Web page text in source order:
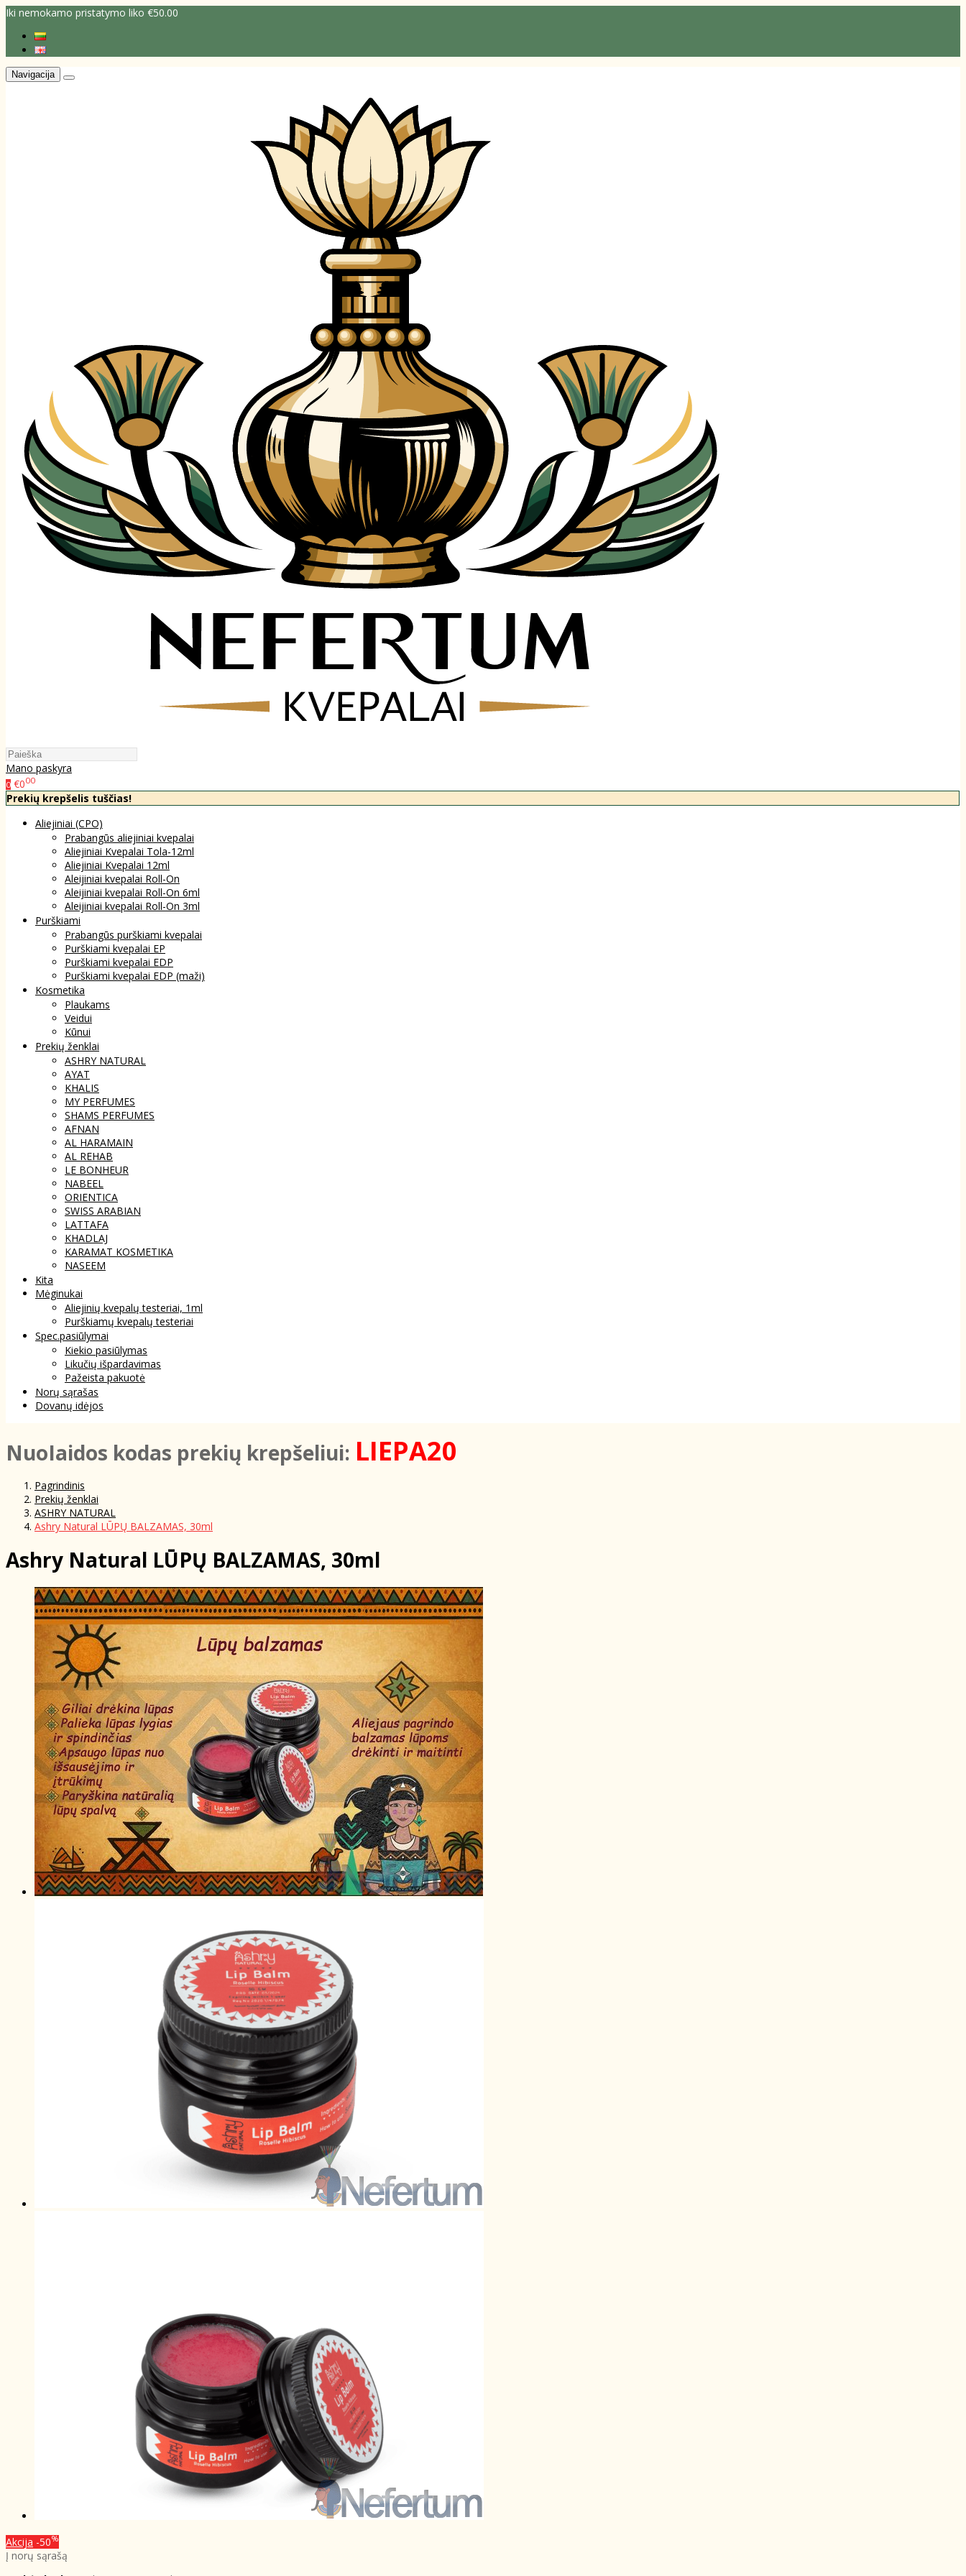
Iki nemokamo pristatymo liko €50.00
Navigacija
Mano paskyra
0 €000
Prekių krepšelis tuščias!
Aliejiniai (CPO)
Prabangūs aliejiniai kvepalai
Aliejiniai Kvepalai Tola-12ml
Aliejiniai Kvepalai 12ml
Aleijiniai kvepalai Roll-On
Aleijiniai kvepalai Roll-On 6ml
Aleijiniai kvepalai Roll-On 3ml
Purškiami
Prabangūs purškiami kvepalai
Purškiami kvepalai EP
Purškiami kvepalai EDP
Purškiami kvepalai EDP (maži)
Kosmetika
Plaukams
Veidui
Kūnui
Prekių ženklai
ASHRY NATURAL
AYAT
KHALIS
MY PERFUMES
SHAMS PERFUMES
AFNAN
AL HARAMAIN
AL REHAB
LE BONHEUR
NABEEL
ORIENTICA
SWISS ARABIAN
LATTAFA
KHADLAJ
KARAMAT KOSMETIKA
NASEEM
Kita
Mėginukai
Aliejinių kvepalų testeriai, 1ml
Purškiamų kvepalų testeriai
Spec.pasiūlymai
Kiekio pasiūlymas
Likučių išpardavimas
Pažeista pakuotė
Norų sąrašas
Dovanų idėjos
NuoIaidos kodas prekių krepšeliui: LIEPA20
Pagrindinis
Prekių ženklai
ASHRY NATURAL
Ashry Natural LŪPŲ BALZAMAS, 30ml
Ashry Natural LŪPŲ BALZAMAS, 30ml
Akcija -50%
Į norų sąrašą